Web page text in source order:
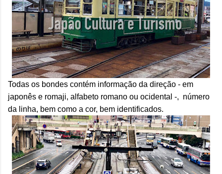
Todas os bondes contém informação da direção - em
japonês e romaji, alfabeto romano ou ocidental -, número
da linha, bem como a cor, bem identificados.